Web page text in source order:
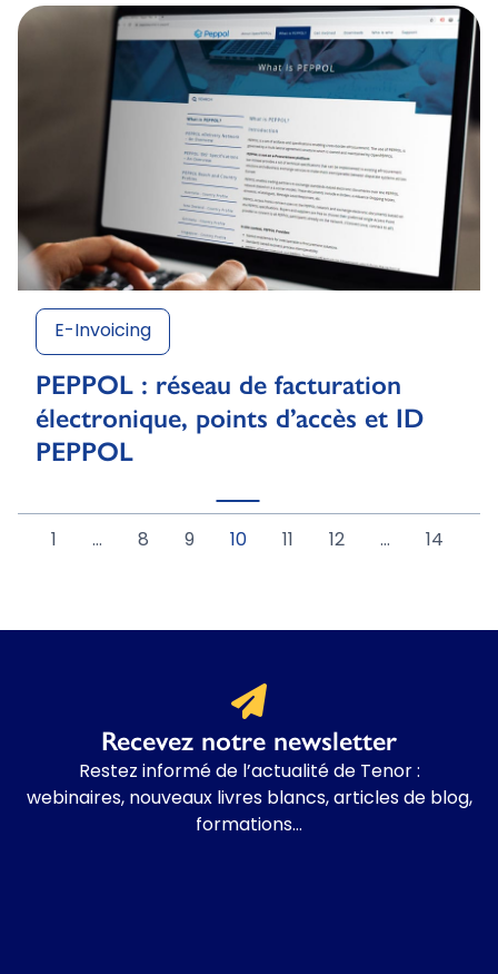
E-Invoicing
PEPPOL : réseau de facturation
électronique, points d’accès et ID
PEPPOL
… 8 9 10 12 … 14
Recevez notre newsletter
Restez informé de l’actualité de Tenor :
webinaires, nouveaux livres blancs, articles de blog,
formations…